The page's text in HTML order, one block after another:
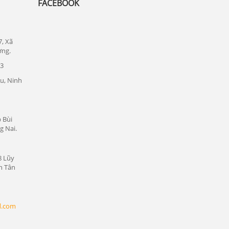
Lắp đặt camera quan sát tại quận 1
Xã
Ninh
Bùi
Nai.
Lũy
Tân
FACEBOOK